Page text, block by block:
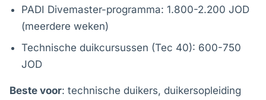
PADI Divemaster-programma: 1.800-2.200 JOD
(meerdere weken)
Technische duikcursussen (Tec 40): 600-750
JOD
Beste voor: technische duikers, duikersopleiding